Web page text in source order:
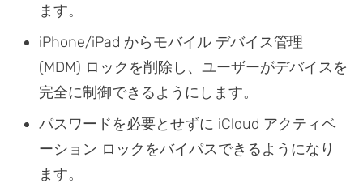
ます。
iPhone/iPad からモバイル デバイス管理
(MDM) ロックを削除し、ユーザーがデバイスを
完全に制御できるようにします。
パスワードを必要とせずに iCloud アクティベ
ーション ロックをバイパスできるようになり
ます。